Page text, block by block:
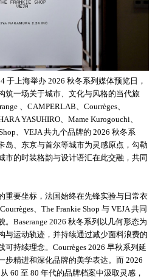
于上海举办 2026 秋冬系列媒体预览日，
筑一场关于城市、文化与风格的当代旅
、CAMPERLAB、Courrèges、
YASUHIRO、Mame Kurogouchi、
、VEJA 共九个品牌的 2026 秋冬系
岛、东京与首尔等城市为灵感原点，勾勒
市的时装格韵与设计语汇在此交融，共同
重要坐标，法国始终在先锋实验与日常衣
、The Frankie Shop 与 VEJA 共同
Baserange 2026 秋冬系列以几何形态为
与运动轨迹，并持续通过减少面料浪费的
持续理念。Courrèges 2026 早秋系列延
步精进和深化品牌的美学表达。而 2026
60 至 80 年代的品牌档案中汲取灵感，